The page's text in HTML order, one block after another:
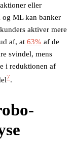
eller
ML kan banker
aktiver mere
af, at 63% af de
svindel, mens
i reduktionen af
7.